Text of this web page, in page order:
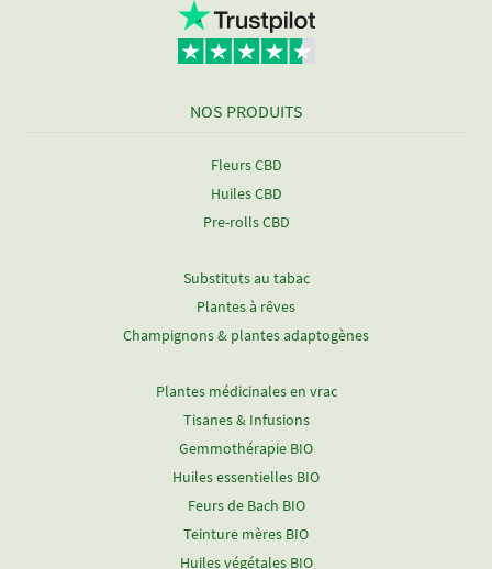
NOS PRODUITS
Fleurs CBD
Huiles CBD
Pre-rolls CBD
Substituts au tabac
Plantes à rêves
Champignons & plantes adaptogènes
Plantes médicinales en vrac
Tisanes & Infusions
Gemmothérapie BIO
Huiles essentielles BIO
Feurs de Bach BIO
Teinture mères BIO
Huiles végétales BIO